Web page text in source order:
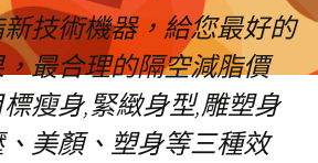
技術機器，給您最好的
最合理的隔空減脂價
瘦身,緊緻身型,雕塑身
美顏、塑身等三種效